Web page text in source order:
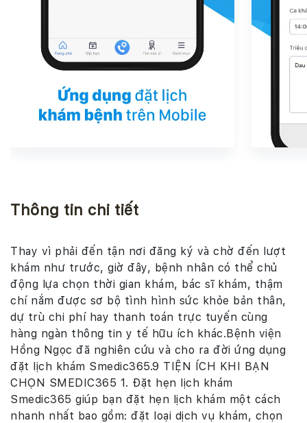
Thông tin chi tiết
Thay vì phải đến tận nơi đăng ký và chờ đến lượt
khám như trước, giờ đây, bệnh nhân có thể chủ
động lựa chọn thời gian khám, bác sĩ khám, thậm
chí nắm được sơ bộ tình hình sức khỏe bản thân,
dự trù chi phí hay thanh toán trực tuyến cùng
hàng ngàn thông tin y tế hữu ích khác.Bệnh viện
Hồng Ngọc đã nghiên cứu và cho ra đời ứng dụng
đặt lịch khám Smedic365.9 TIỆN ÍCH KHI BẠN
CHỌN SMEDIC365 1. Đặt hẹn lịch khám
Smedic365 giúp bạn đặt hẹn lịch khám một cách
nhanh nhất bao gồm: đặt loại dịch vụ khám, chọn